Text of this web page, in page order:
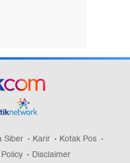
Siber Karir
Kotak Pos
Disclaimer